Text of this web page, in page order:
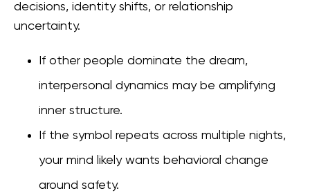
decisions, identity shifts, or relationship
uncertainty.
If other people dominate the dream,
interpersonal dynamics may be amplifying
inner structure.
If the symbol repeats across multiple nights,
your mind likely wants behavioral change
around safety.